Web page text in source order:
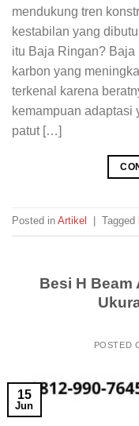
mendukung tren
kestabilan yang
itu Baja Ringan?
karbon yang
terkenal karena
kemampuan adaptasi
patut […]
Posted in Artikel Tagged
Besi H Beam
POSTED
15
Jun